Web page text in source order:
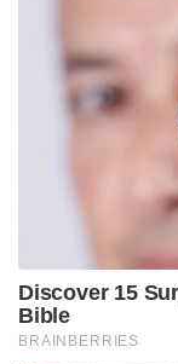
Discover 15
Bible
BRAINBERRIES